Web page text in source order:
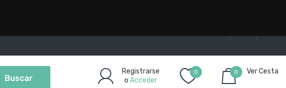
Buscar
Registrarse
o Acceder
0
0
Artículo(s)
Ver Cesta